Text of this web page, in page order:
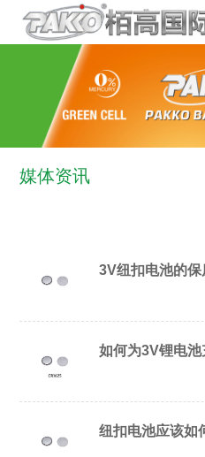
媒体资讯
3V纽扣电池的保
如何为3V锂电池
纽扣电池应该如